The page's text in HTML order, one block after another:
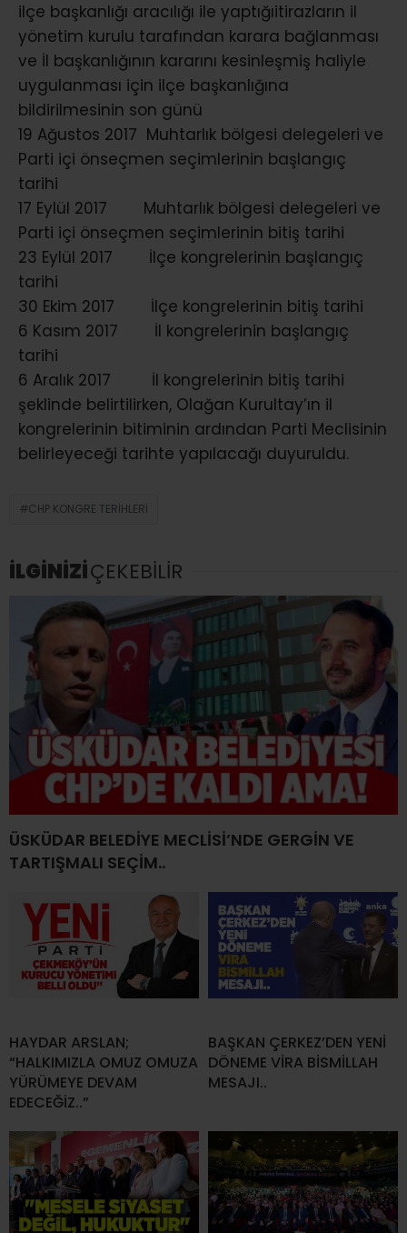
ilçe başkanlığı aracılığı ile yaptığıitirazların il
yönetim kurulu tarafından karara bağlanması
ve İl başkanlığının kararını kesinleşmiş haliyle
uygulanması için ilçe başkanlığına
bildirilmesinin son günü
19 Ağustos 2017 Muhtarlık bölgesi delegeleri ve
Parti içi önseçmen seçimlerinin başlangıç
tarihi
17 Eylül 2017 Muhtarlık bölgesi delegeleri ve
Parti içi önseçmen seçimlerinin bitiş tarihi
23 Eylül 2017 İlçe kongrelerinin başlangıç
tarihi
30 Ekim 2017 İlçe kongrelerinin bitiş tarihi
6 Kasım 2017 İl kongrelerinin başlangıç
tarihi
6 Aralık 2017 İl kongrelerinin bitiş tarihi
şeklinde belirtilirken, Olağan Kurultay’ın il
kongrelerinin bitiminin ardından Parti Meclisinin
belirleyeceği tarihte yapılacağı duyuruldu.
CHP KONGRE TERIHLERI
İLGİNİZİÇEKEBİLİR
ÜSKÜDAR BELEDİYE MECLİSİ’NDE GERGİN VE
TARTIŞMALI SEÇİM..
HAYDAR ARSLAN;
“HALKIMIZLA OMUZ OMUZA
YÜRÜMEYE DEVAM
EDECEĞİZ..”
BAŞKAN ÇERKEZ’DEN YENİ
DÖNEME VİRA BİSMİLLAH
MESAJI..